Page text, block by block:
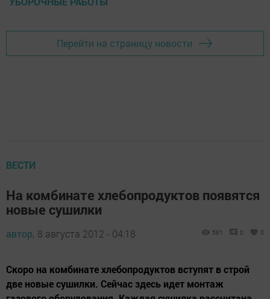
Перейти на страницу новости
ВЕСТИ
На комбинате хлебопродуктов появятся
новые сушилки
автор, 8 августа 2012 - 04:18 581 0 0
Скоро на комбинате хлебопродуктов вступят в строй
две новые сушилки. Сейчас здесь идет монтаж